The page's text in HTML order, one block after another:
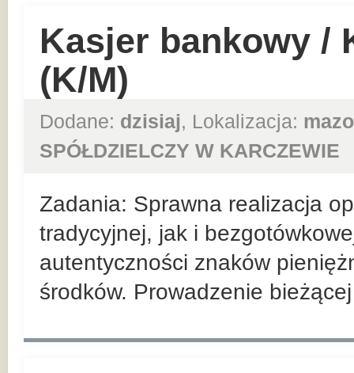
Kasjer bankowy /
(K/M)
Dodane: dzisiaj, Lokalizacja:
SPÓŁDZIELCZY W KARCZEWIE
Zadania: Sprawna realizacja
tradycyjnej, jak i
autentyczności znaków
środków. Prowadzenie